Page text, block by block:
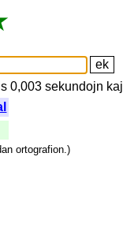
0,003sekundojn kaj
ortografion.)